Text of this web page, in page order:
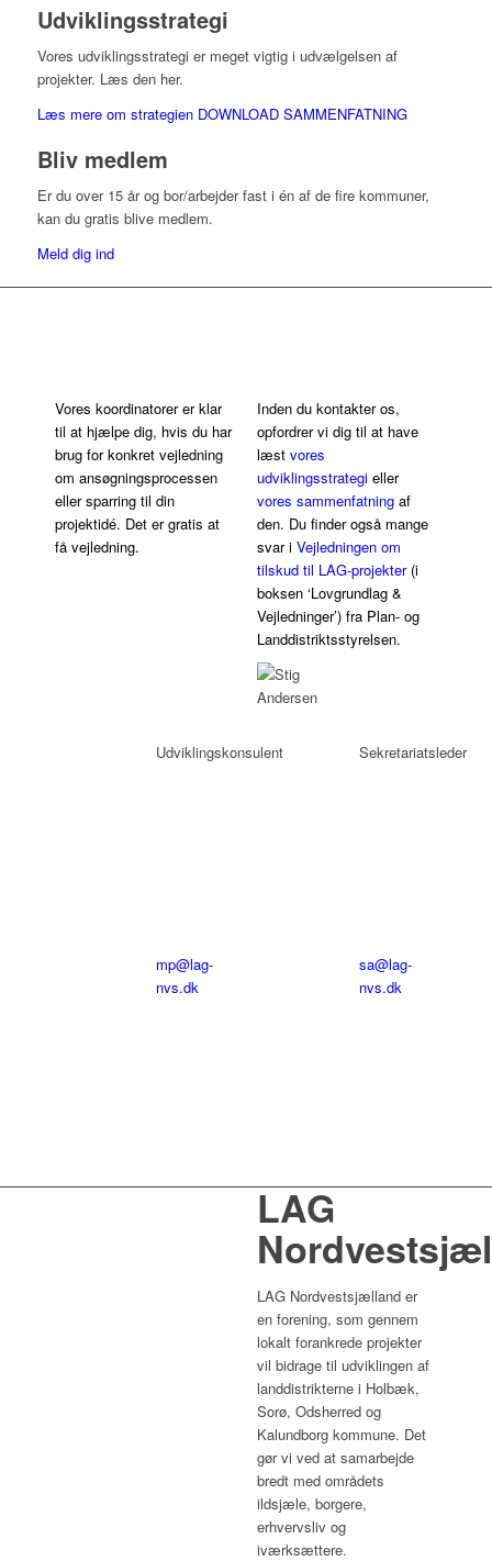
Udviklingsstrategi
Vores udviklingsstrategi er meget vigtig i udvælgelsen af
projekter. Læs den her.
Læs mere om strategien DOWNLOAD SAMMENFATNING
Bliv medlem
Er du over 15 år og bor/arbejder fast i én af de fire kommuner,
kan du gratis blive medlem.
Meld dig ind
Vores koordinatorer er klar
til at hjælpe dig, hvis du har
brug for konkret vejledning
om ansøgningsprocessen
eller sparring til din
projektidé. Det er gratis at
få vejledning.
Inden du kontakter os,
opfordrer vi dig til at have
læstvores
udviklingsstrategi eller
vores sammenfatning af
den. Du finder også mange
svar iVejledningen om
tilskud til LAG-projekter(i
boksen ‘Lovgrundlag &
Vejledninger’) fra Plan- og
Landdistriktsstyrelsen.
Petersen
Udviklingskonsulent
mp@lag-
nvs.dk
Sekretariatsleder
sa@lag-
nvs.dk
LAG
LAG Nordvestsjælland er
en forening, som gennem
lokalt forankrede projekter
vil bidrage til udviklingen af
landdistrikterne i Holbæk,
Sorø, Odsherred og
Kalundborg kommune. Det
gør vi ved at samarbejde
bredt med områdets
ildsjæle, borgere,
erhvervsliv og
iværksættere.